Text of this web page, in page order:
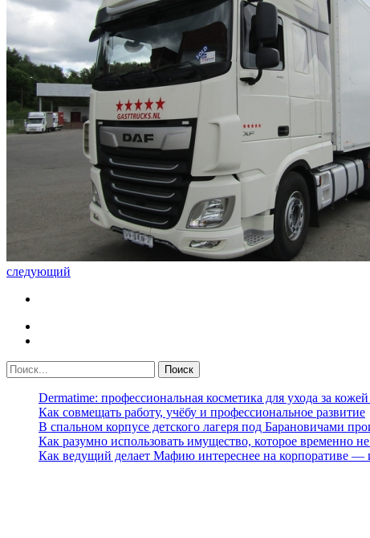
следующий
Dermatime: профессиональная косметика для ухода за
Как совмещать работу, учёбу и профессиональное развитие
В спальном корпусе детского лагеря под Барановичами
Как разумно использовать имущество, которое временно
Как ведущий делает Мафию интереснее на корпоративе —